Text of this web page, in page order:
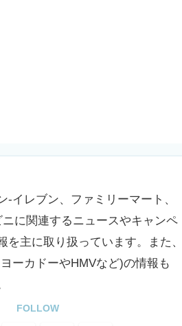
-イレブン、ファミリーマート、
に関連するニュースやキャンペ
を主に取り扱っています。また、
ーカドーやHMVなど)の情報も
FOLLOW